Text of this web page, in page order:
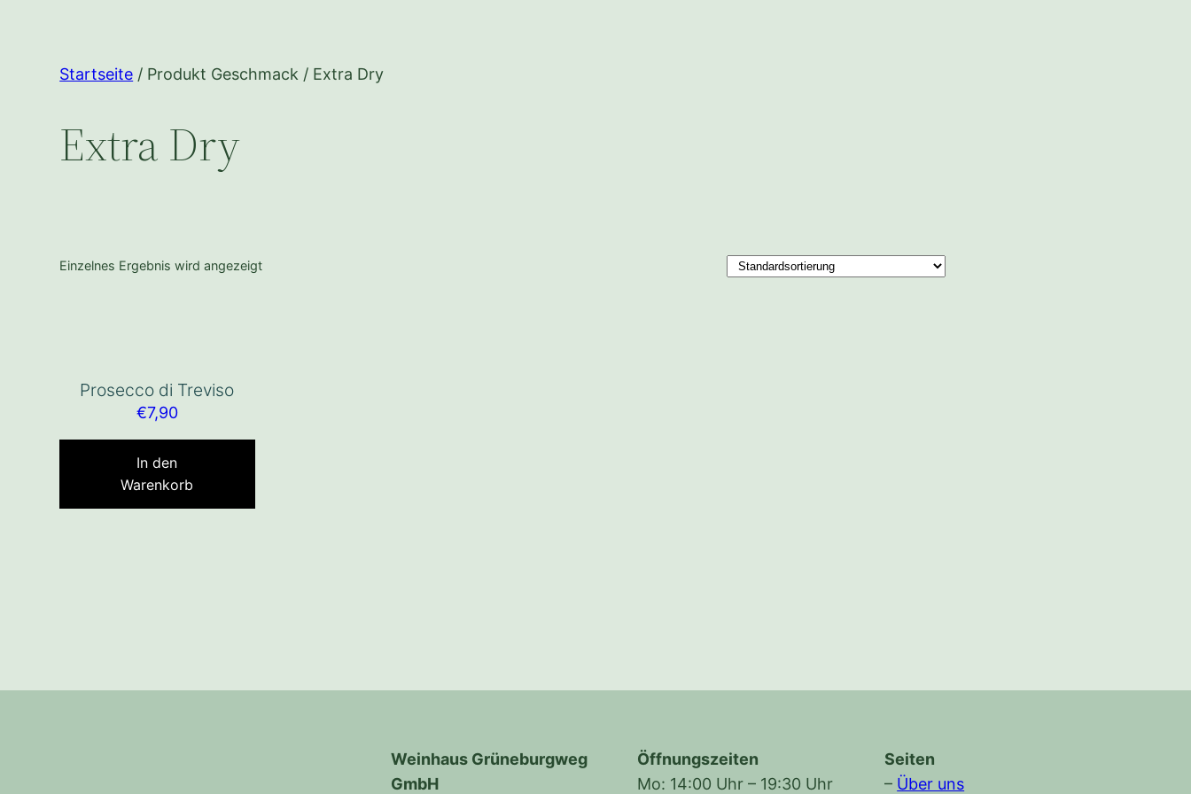
Startseite / Produkt Geschmack / Extra Dry
Extra Dry
Einzelnes Ergebnis wird angezeigt
Prosecco di Treviso
€7,90
In den
Warenkorb
Weinhaus Grüneburgweg
GmbH
Öffnungszeiten
Mo: 14:00 Uhr – 19:30 Uhr
Seiten
– Über uns